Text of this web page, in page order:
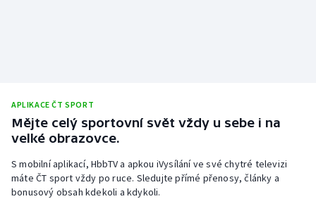
Veslování
Vodní slalom
Volejbal
APLIKACE ČT SPORT
Mějte celý sportovní svět vždy u sebe i na
velké obrazovce.
S mobilní aplikací, HbbTV a apkou iVysílání ve své chytré televizi
máte ČT sport vždy po ruce. Sledujte přímé přenosy, články a
bonusový obsah kdekoli a kdykoli.